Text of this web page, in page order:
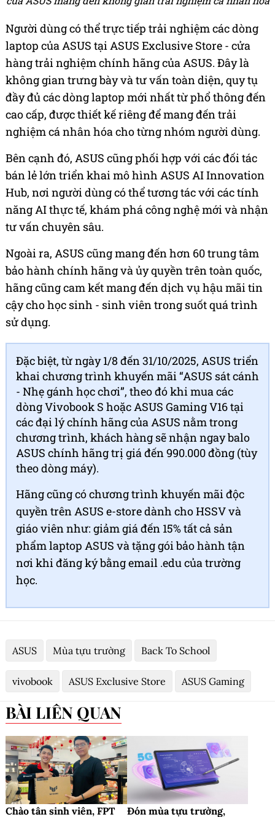
Người dùng có thể trực tiếp trải nghiệm các dòng
laptop của ASUS tại ASUS Exclusive Store - cửa
hàng trải nghiệm chính hãng của ASUS. Đây là
không gian trưng bày và tư vấn toàn diện, quy tụ
đầy đủ các dòng laptop mới nhất từ phổ thông đến
cao cấp, được thiết kế riêng để mang đến trải
nghiệm cá nhân hóa cho từng nhóm người dùng.
Bên cạnh đó, ASUS cũng phối hợp với các đối tác
bán lẻ lớn triển khai mô hình ASUS AI Innovation
Hub, nơi người dùng có thể tương tác với các tính
năng AI thực tế, khám phá công nghệ mới và nhận
tư vấn chuyên sâu.
Ngoài ra, ASUS cũng mang đến hơn 60 trung tâm
bảo hành chính hãng và ủy quyền trên toàn quốc,
hãng cũng cam kết mang đến dịch vụ hậu mãi tin
cậy cho học sinh - sinh viên trong suốt quá trình
sử dụng.
Đặc biệt, từ ngày 1/8 đến 31/10/2025, ASUS triển
khai chương trình khuyến mãi “ASUS sát cánh
- Nhẹ gánh học chơi”, theo đó khi mua các
dòng Vivobook S hoặc ASUS Gaming V16 tại
các đại lý chính hãng của ASUS nằm trong
chương trình, khách hàng sẽ nhận ngay balo
ASUS chính hãng trị giá đến 990.000 đồng (tùy
theo dòng máy).
Hãng cũng có chương trình khuyến mãi độc
quyền trên ASUS e-store dành cho HSSV và
giáo viên như: giảm giá đến 15% tất cả sản
phẩm laptop ASUS và tặng gói bảo hành tận
nơi khi đăng ký bằng email .edu của trường
học.
ASUS Mùa tựu trường Back To School
vivobook ASUS Exclusive Store ASUS Gaming
BÀI LIÊN QUAN
Chào tân sinh viên, FPT Đón mùa tựu trường,